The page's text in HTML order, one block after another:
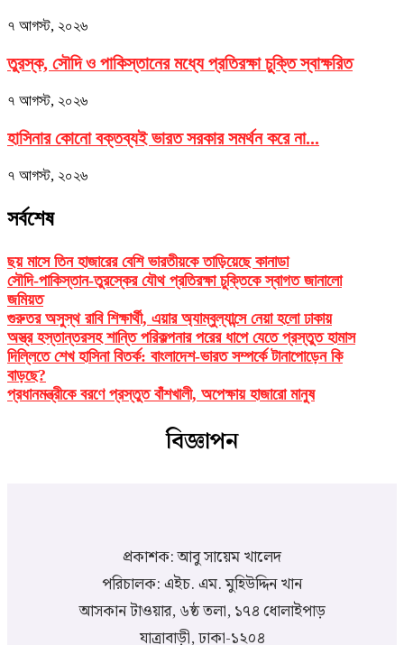
৭ আগস্ট, ২০২৬
তুরস্ক, সৌদি ও পাকিস্তানের মধ্যে প্রতিরক্ষা চুক্তি স্বাক্ষরিত
৭ আগস্ট, ২০২৬
হাসিনার কোনো বক্তব্যই ভারত সরকার সমর্থন করে না...
৭ আগস্ট, ২০২৬
সর্বশেষ
ছয় মাসে তিন হাজারের বেশি ভারতীয়কে তাড়িয়েছে কানাডা
সৌদি-পাকিস্তান-তুরস্কের যৌথ প্রতিরক্ষা চুক্তিকে স্বাগত জানালো
জমিয়ত
গুরুতর অসুস্থ রাবি শিক্ষার্থী, এয়ার অ্যাম্বুল্যান্সে নেয়া হলো ঢাকায়
অস্ত্র হস্তান্তরসহ শান্তি পরিকল্পনার পরের ধাপে যেতে প্রস্তুত হামাস
দিল্লিতে শেখ হাসিনা বিতর্ক: বাংলাদেশ-ভারত সম্পর্কে টানাপোড়েন কি
বাড়ছে?
প্রধানমন্ত্রীকে বরণে প্রস্তুত বাঁশখালী, অপেক্ষায় হাজারো মানুষ
বিজ্ঞাপন
প্রকাশক: আবু সায়েম খালেদ
পরিচালক: এইচ. এম. মুহিউদ্দিন খান
আসকান টাওয়ার, ৬ষ্ঠ তলা, ১৭৪ ধোলাইপাড়
যাত্রাবাড়ী, ঢাকা-১২০৪